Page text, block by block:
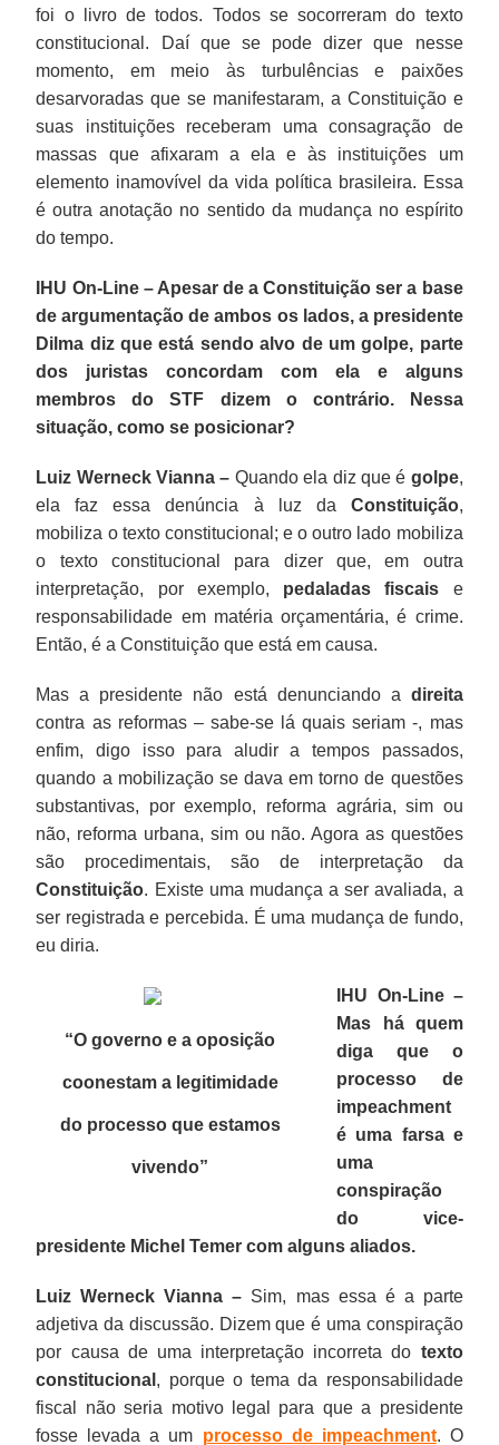
foi o livro de todos. Todos se socorreram do texto
constitucional. Daí que se pode dizer que nesse
momento, em meio às turbulências e paixões
desarvoradas que se manifestaram, a Constituição e
suas instituições receberam uma consagração de
massas que afixaram a ela e às instituições um
elemento inamovível da vida política brasileira. Essa
é outra anotação no sentido da mudança no espírito
do tempo.
IHU On-Line – Apesar de a Constituição ser a base
de argumentação de ambos os lados, a presidente
Dilma diz que está sendo alvo de um golpe, parte
dos juristas concordam com ela e alguns
membros do STF dizem o contrário. Nessa
situação, como se posicionar?
Luiz Werneck Vianna – Quando ela diz que é golpe,
ela faz essa denúncia à luz da Constituição,
mobiliza o texto constitucional; e o outro lado mobiliza
o texto constitucional para dizer que, em outra
interpretação, por exemplo, pedaladas fiscais e
responsabilidade em matéria orçamentária, é crime.
Então, é a Constituição que está em causa.
Mas a presidente não está denunciando a direita
contra as reformas – sabe-se lá quais seriam -, mas
enfim, digo isso para aludir a tempos passados,
quando a mobilização se dava em torno de questões
substantivas, por exemplo, reforma agrária, sim ou
não, reforma urbana, sim ou não. Agora as questões
são procedimentais, são de interpretação da
Constituição. Existe uma mudança a ser avaliada, a
ser registrada e percebida. É uma mudança de fundo,
eu diria.
“O governo e a oposição
coonestam a legitimidade
do processo que estamos
vivendo”
IHU On-Line –
Mas há quem
diga que o
processo de
impeachment
é uma farsa e
uma
conspiração
do vice-
presidente Michel Temer com alguns aliados.
Luiz Werneck Vianna – Sim, mas essa é a parte
adjetiva da discussão. Dizem que é uma conspiração
por causa de uma interpretação incorreta do texto
constitucional , porque o tema da responsabilidade
fiscal não seria motivo legal para que a presidente
fosse levada a um processo de impeachment. O